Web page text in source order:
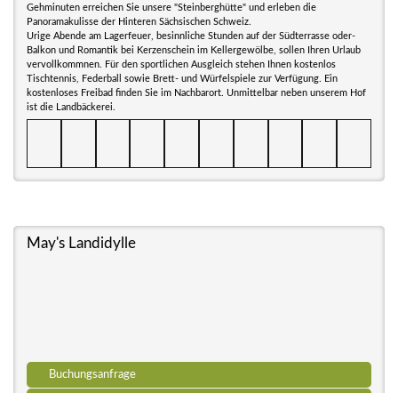
Gehminuten erreichen Sie unsere "Steinberghütte" und erleben die
Panoramakulisse der Hinteren Sächsischen Schweiz.
Urige Abende am Lagerfeuer, besinnliche Stunden auf der Südterrasse oder-
Balkon und Romantik bei Kerzenschein im Kellergewölbe, sollen Ihren Urlaub
vervollkommnen. Für den sportlichen Ausgleich stehen Ihnen kostenlos
Tischtennis, Federball sowie Brett- und Würfelspiele zur Verfügung. Ein
kostenloses Freibad finden Sie im Nachbarort. Unmittelbar neben unserem Hof
ist die Landbäckerei.
May's Landidylle
Buchungsanfrage